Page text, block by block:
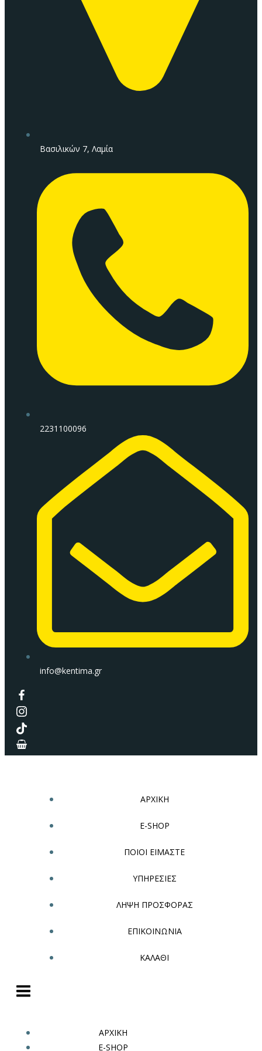
Βασιλικών 7, Λαμία
2231100096
info@kentima.gr
ΑΡΧΙΚΗ
E-SHOP
ΠΟΙΟΙ ΕΙΜΑΣΤΕ
ΥΠΗΡΕΣΙΕΣ
ΛΗΨΗ ΠΡΟΣΦΟΡΑΣ
ΕΠΙΚΟΙΝΩΝΙΑ
ΚΑΛΑΘΙ
ΑΡΧΙΚΗ
E-SHOP